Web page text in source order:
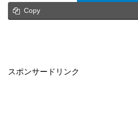
Copy
スポンサードリンク